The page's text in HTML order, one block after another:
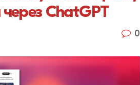
ChatGPT
0